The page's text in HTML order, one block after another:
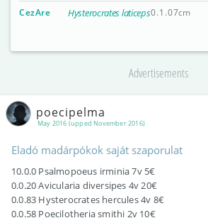
CezAre Hysterocrates laticeps0.1.07cm
Advertisements
May 2016 (upped November 2016)
poecipelma
Eladó madárpókok saját szaporulat
10.0.0 Psalmopoeus irminia 7v 5€
0.0.20 Avicularia diversipes 4v 20€
0.0.83 Hysterocrates hercules 4v 8€
0.0.58 Poecilotheria smithi 2v 10€